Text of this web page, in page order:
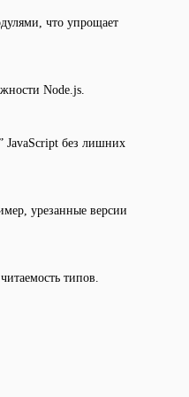
что упрощает
Node.js.
JavaScript без лишних
урезанные версии
типов.